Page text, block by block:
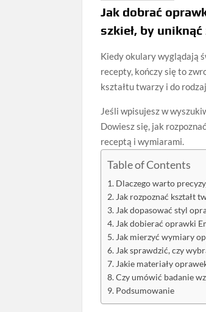
Jak dobrać
szkieł, by
Kiedy okulary wyglądają
recepty, kończy się to
kształtu twarzy i do
Jeśli wpisujesz w
Dowiesz się, jak
receptą i wymiarami.
Table of Contents
Dlaczego warto
Jak rozpoznać kształt
Jak dopasować styl
Jak dobierać oprawki
Jak mierzyć wymiary
Jak sprawdzić, czy
Jakie materiały
Czy umówić badanie
Podsumowanie